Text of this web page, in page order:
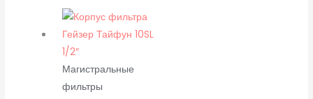
Магистральные
фильтры